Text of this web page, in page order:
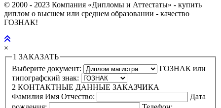
© 2000 - 2023 Компания «Дипломы и Аттестаты» - купить
диплом о высшем или среднем образовании - качество
ГОЗНАК!
×
1 ЗАКАЗАТЬ
Выберите документ:
ГОЗНАК или
типографский знак:
2 КОНТАКТНЫЕ ДАННЫЕ ЗАКАЗЧИКА
Фамилия Имя Отчество:
Дата